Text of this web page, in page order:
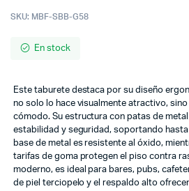
SKU: MBF-SBB-G58
En stock
Este taburete destaca por su diseño
no solo lo hace visualmente atractivo,
cómodo. Su estructura con patas de
estabilidad y seguridad, soportando
base de metal es resistente al óxido,
tarifas de goma protegen el piso contra
moderno, es ideal para bares, pubs,
de piel terciopelo y el respaldo alto